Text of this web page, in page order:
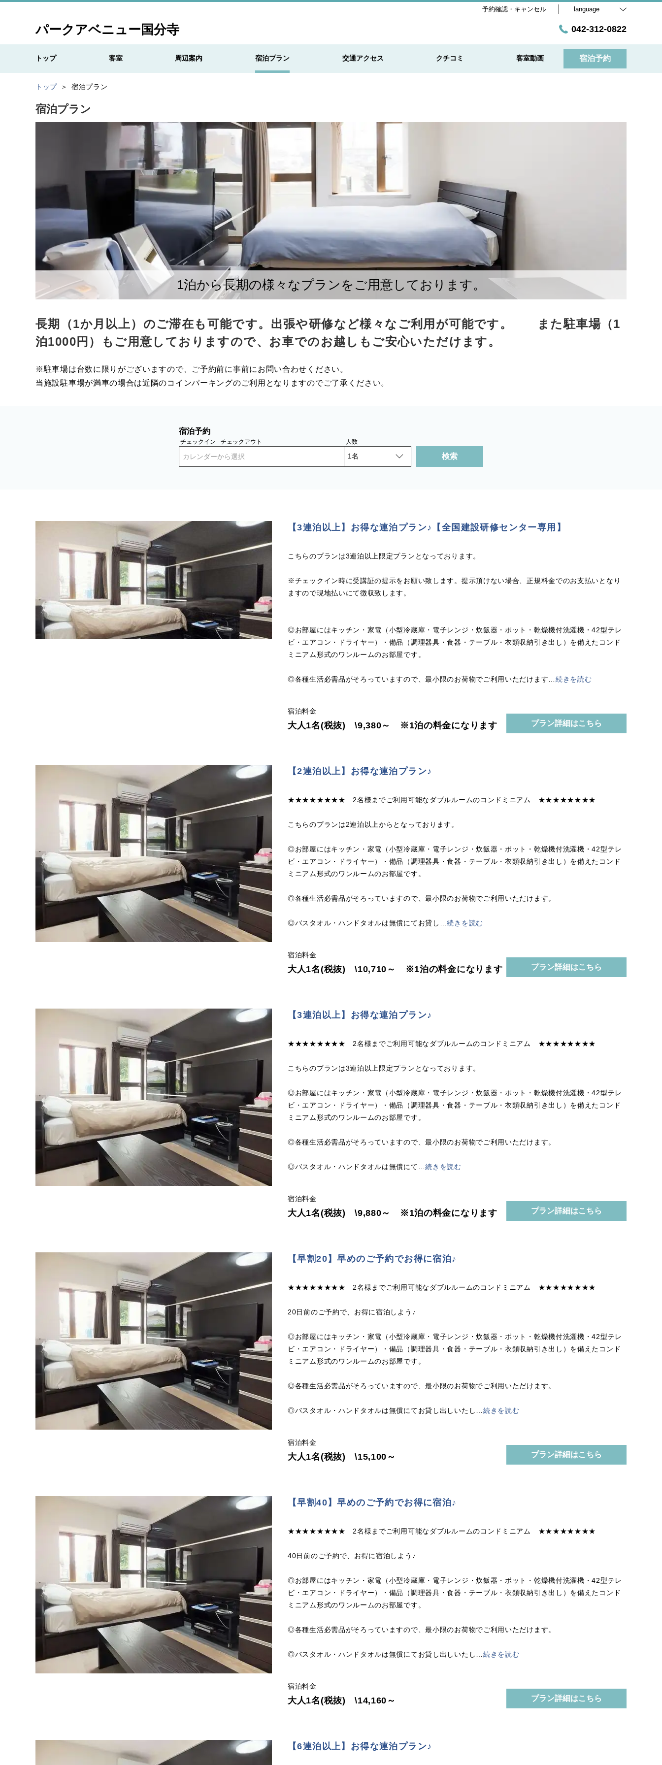
予約確認・キャンセル language
パークアベニュー国分寺 042-312-0822
トップ 客室 周辺案内 宿泊プラン 交通アクセス クチコミ 客室動画 宿泊予約
トップ 宿泊プラン
宿泊プラン
1泊から長期の様々なプランをご用意しております。
長期（1か月以上）のご滞在も可能です。出張や研修など様々なご利用が可能です。 また駐車場（1
泊1000円）もご用意しておりますので、お車でのお越しもご安心いただけます。
※駐車場は台数に限りがございますので、ご予約前に事前にお問い合わせください。
当施設駐車場が満車の場合は近隣のコインパーキングのご利用となりますのでご了承ください。
宿泊予約
チェックイン - チェックアウト
カレンダーから選択
人数
検索
【3連泊以上】お得な連泊プラン♪【全国建設研修センター専用】
こちらのプランは3連泊以上限定プランとなっております。
※チェックイン時に受講証の提示をお願い致します。提示頂けない場合、正規料金でのお支払いとなり
ますので現地払いにて徴収致します。
◎お部屋にはキッチン・家電（小型冷蔵庫・電子レンジ・炊飯器・ポット・乾燥機付洗濯機・42型テレ
ビ・エアコン・ドライヤー）・備品（調理器具・食器・テーブル・衣類収納引き出し）を備えたコンド
ミニアム形式のワンルームのお部屋です。
◎各種生活必需品がそろっていますので、最小限のお荷物でご利用いただけます 続きを読む
宿泊料金
大人1名(税抜) \9,380～ ※1泊の料金になります プラン詳細はこちら
【2連泊以上】お得な連泊プラン♪
★★★★★★★★ 2名様までご利用可能なダブルルームのコンドミニアム ★★★★★★★★
こちらのプランは2連泊以上からとなっております。
◎お部屋にはキッチン・家電（小型冷蔵庫・電子レンジ・炊飯器・ポット・乾燥機付洗濯機・42型テレ
ビ・エアコン・ドライヤー）・備品（調理器具・食器・テーブル・衣類収納引き出し）を備えたコンド
ミニアム形式のワンルームのお部屋です。
◎各種生活必需品がそろっていますので、最小限のお荷物でご利用いただけます。
◎バスタオル・ハンドタオルは無償にてお貸し …続きを読む
宿泊料金
大人1名(税抜) \10,710～ ※1泊の料金になります プラン詳細はこちら
【3連泊以上】お得な連泊プラン♪
★★★★★★★★ 2名様までご利用可能なダブルルームのコンドミニアム ★★★★★★★★
こちらのプランは3連泊以上限定プランとなっております。
◎お部屋にはキッチン・家電（小型冷蔵庫・電子レンジ・炊飯器・ポット・乾燥機付洗濯機・42型テレ
ビ・エアコン・ドライヤー）・備品（調理器具・食器・テーブル・衣類収納引き出し）を備えたコンド
ミニアム形式のワンルームのお部屋です。
◎各種生活必需品がそろっていますので、最小限のお荷物でご利用いただけます。
◎バスタオル・ハンドタオルは無償にて …続きを読む
宿泊料金
大人1名(税抜) \9,880～ ※1泊の料金になります プラン詳細はこちら
【早割20】早めのご予約でお得に宿泊♪
★★★★★★★★ 2名様までご利用可能なダブルルームのコンドミニアム ★★★★★★★★
20日前のご予約で、お得に宿泊しよう♪
◎お部屋にはキッチン・家電（小型冷蔵庫・電子レンジ・炊飯器・ポット・乾燥機付洗濯機・42型テレ
ビ・エアコン・ドライヤー）・備品（調理器具・食器・テーブル・衣類収納引き出し）を備えたコンド
ミニアム形式のワンルームのお部屋です。
◎各種生活必需品がそろっていますので、最小限のお荷物でご利用いただけます。
◎バスタオル・ハンドタオルは無償にてお貸し出しいたし 続きを読む
宿泊料金
大人1名(税抜) \15,100～ プラン詳細はこちら
【早割40】早めのご予約でお得に宿泊♪
★★★★★★★★ 2名様までご利用可能なダブルルームのコンドミニアム ★★★★★★★★
40日前のご予約で、お得に宿泊しよう♪
◎お部屋にはキッチン・家電（小型冷蔵庫・電子レンジ・炊飯器・ポット・乾燥機付洗濯機・42型テレ
ビ・エアコン・ドライヤー）・備品（調理器具・食器・テーブル・衣類収納引き出し）を備えたコンド
ミニアム形式のワンルームのお部屋です。
◎各種生活必需品がそろっていますので、最小限のお荷物でご利用いただけます。
◎バスタオル・ハンドタオルは無償にてお貸し出しいたし 続きを読む
宿泊料金
大人1名(税抜) \14,160～ プラン詳細はこちら
【6連泊以上】お得な連泊プラン♪